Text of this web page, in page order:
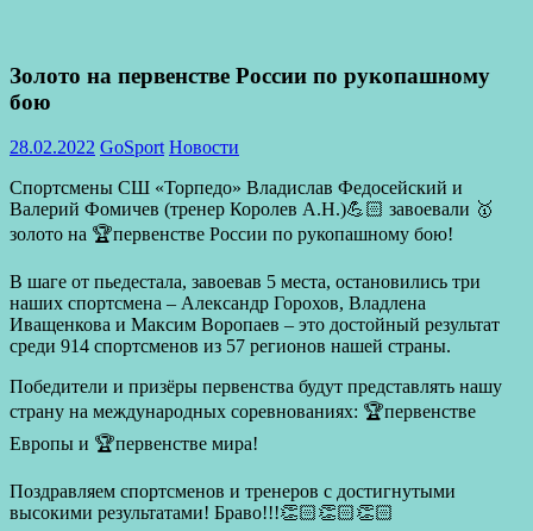
Золото на первенстве России по рукопашному
бою
28.02.2022 GoSport Новости
Спортсмены СШ «Торпедо» Владислав Федосейский и
Валерий Фомичев (тренер Королев А.Н.)💪🏻 завоевали 🥇
золото на 🏆первенстве России по рукопашному бою!
В шаге от пьедестала, завоевав 5 места, остановились три
наших спортсмена – Александр Горохов, Владлена
Иващенкова и Максим Воропаев – это достойный результат
среди 914 спортсменов из 57 регионов нашей страны.
Победители и призёры первенства будут представлять нашу
страну на международных соревнованиях: 🏆первенстве
Европы и 🏆первенстве мира!
Поздравляем спортсменов и тренеров с достигнутыми
высокими результатами! Браво!!!👏🏻👏🏻👏🏻